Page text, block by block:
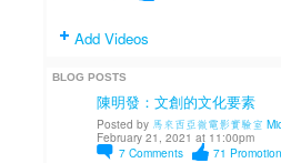
Add Videos
BLOG POSTS
陳明發：文創的文化要素
Posted by 馬來西亞微電影實驗室
February 21, 2021 at 11:00pm
7 Comments 71